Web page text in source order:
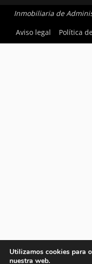
Inmobiliaria de
Aviso legal
Política
Utilizamos cookies para
nuestra web.